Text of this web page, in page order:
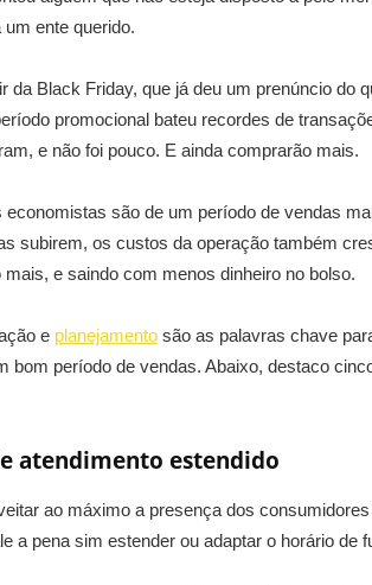
ente querido.
da Black Friday, que já deu um prenúncio do
promocional bateu recordes de
e não foi pouco. E ainda comprarão mais.
economistas são de um período de vendas
subirem, os custos da operação também
e saindo com menos dinheiro no bolso.
e planejamento são as palavras chave
bom período de vendas. Abaixo, destaco
atendimento estendido
ao máximo a presença dos
a pena sim estender ou adaptar o horário de